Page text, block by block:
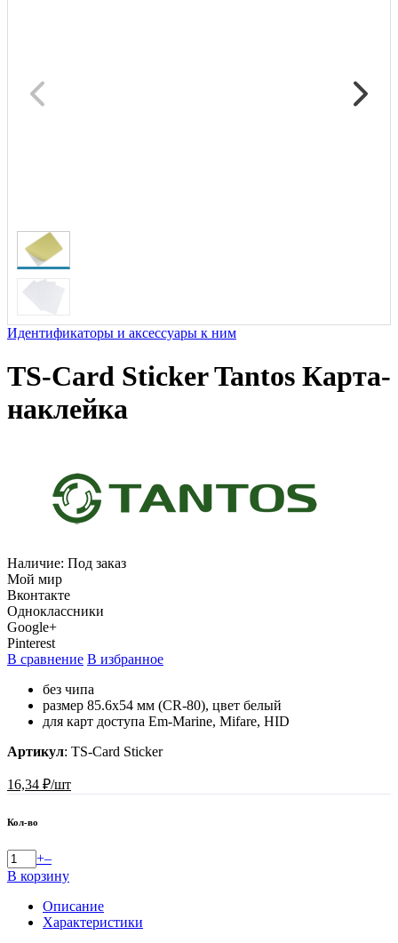
Идентификаторы и аксессуары к ним
TS-Card Sticker Tantos Карта-
наклейка
Наличие: Под заказ
Мой мир
Вконтакте
Одноклассники
Google+
Pinterest
В сравнение В избранное
без чипа
размер 85.6х54 мм (СR-80), цвет белый
для карт доступа Em-Marine, Mifare, HID
Артикул: TS-Card Sticker
16,34 ₽/шт
Кол-во
+–
В корзину
Описание
Характеристики